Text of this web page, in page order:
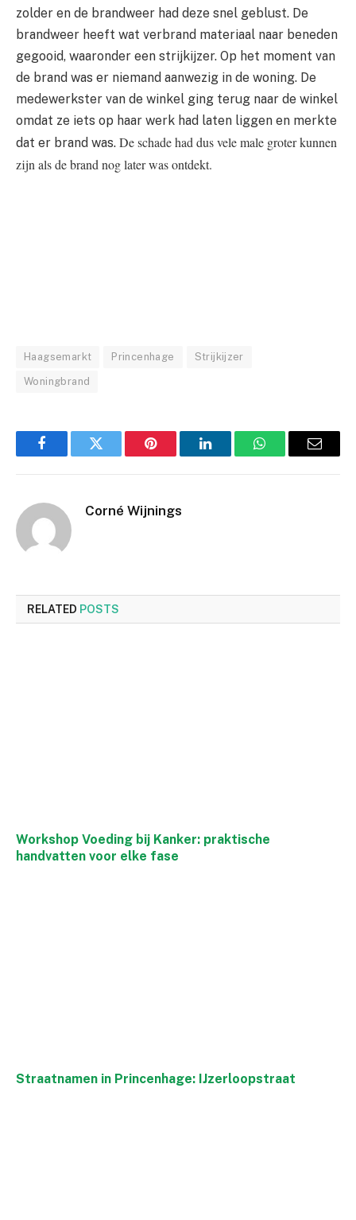
zolder en de brandweer had deze snel geblust. De
brandweer heeft wat verbrand materiaal naar beneden
gegooid, waaronder een strijkijzer. Op het moment van
de brand was er niemand aanwezig in de woning. De
medewerkster van de winkel ging terug naar de winkel
omdat ze iets op haar werk had laten liggen en merkte
dat er brand was. De schade had dus vele male groter kunnen
zijn als de brand nog later was ontdekt.
Haagsemarkt Princenhage Strijkijzer
Woningbrand
FacebookTwitter Pinterest LinkedInWhatsAppEmail
Corné Wijnings
RELATED POSTS
Workshop Voeding bij Kanker: praktische
handvatten voor elke fase
Straatnamen in Princenhage: IJzerloopstraat